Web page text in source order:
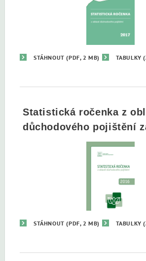
STÁHNOUT(PDF, 2 MB) TABULKY
Statistická ročenka z
důchodového pojištění
STÁHNOUT(PDF, 2 MB) TABULKY